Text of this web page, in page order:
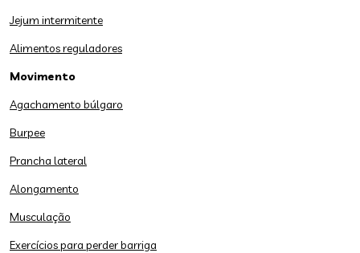
Jejum intermitente
Alimentos reguladores
Movimento
Agachamento búlgaro
Burpee
Prancha lateral
Alongamento
Musculação
Exercícios para perder barriga